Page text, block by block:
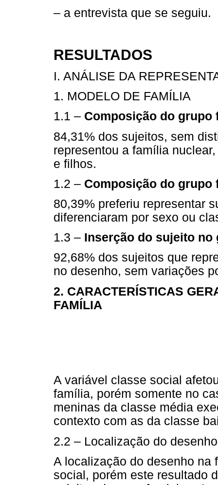
– a entrevista que se seguiu.
RESULTADOS
I. ANÁLISE DA
1. MODELO DE FAMÍLIA
1.1 – Composição do grupo
84,31% dos sujeitos, sem
representou a família
e filhos.
1.2 – Composição do grupo
80,39% preferiu representar
diferenciaram por sexo ou
1.3 – Inserção do sujeito no
92,68% dos sujeitos que
no desenho, sem variações
2. CARACTERÍSTICAS
FAMÍLIA
A variável classe social
família, porém somente no
meninas da classe média
contexto com as da classe
2.2 – Localização do
A localização do desenho na
social, porém este resultado